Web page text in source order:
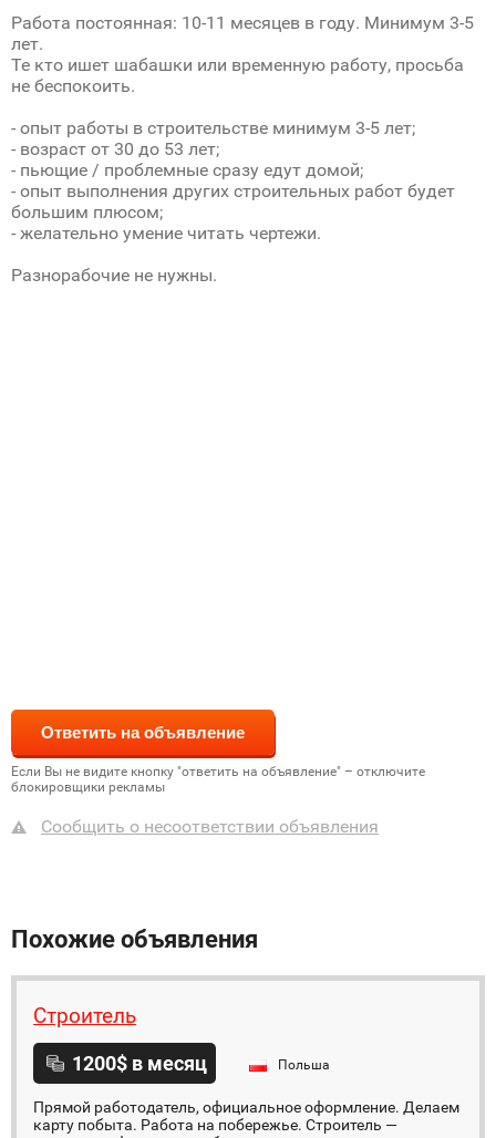
Работа постоянная: 10-11 месяцев в году. Минимум 3-5
лет.
Те кто ишет шабашки или временную работу, просьба
не беспокоить.
- опыт работы в строительстве минимум 3-5 лет;
- возраст от 30 до 53 лет;
- пьющие / проблемные сразу едут домой;
- опыт выполнения других строительных работ будет
большим плюсом;
- желательно умение читать чертежи.
Разнорабочие не нужны.
Если Вы не видите кнопку "ответить на объявление" – отключите
блокировщики рекламы
Сообщить о несоответствии объявления
Похожие объявления
Строитель
1200$ в месяц Польша
Прямой работодатель, официальное оформление. Делаем
карту побыта. Работа на побережье. Строитель —